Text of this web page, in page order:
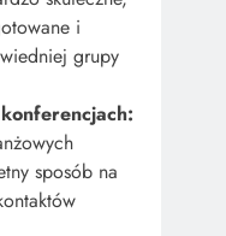
i
grupy
sposób na